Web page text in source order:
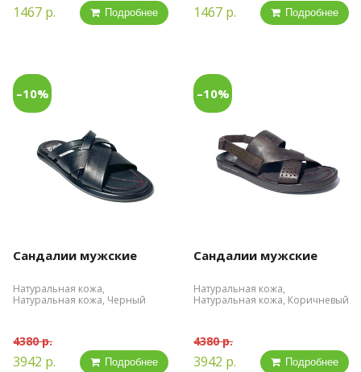
1467 р. Подробнее 1467 р. Подробнее
–10%
Сандалии мужские
Натуральная кожа,
Натуральная кожа, Черный
4380 р.
3942 р. Подробнее
–10%
Сандалии мужские
Натуральная кожа,
Натуральная кожа, Коричневый
4380 р.
3942 р. Подробнее